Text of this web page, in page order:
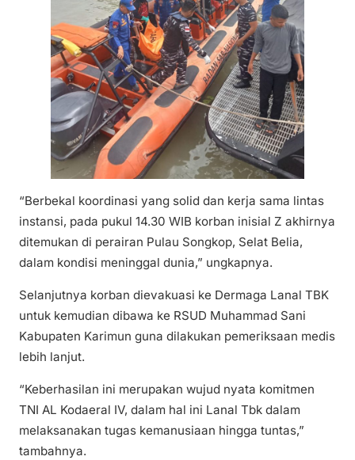
“Berbekal koordinasi yang solid dan kerja sama lintas
instansi, pada pukul 14.30 WIB korban inisial Z akhirnya
ditemukan di perairan Pulau Songkop, Selat Belia,
dalam kondisi meninggal dunia,” ungkapnya.
Selanjutnya korban dievakuasi ke Dermaga Lanal TBK
untuk kemudian dibawa ke RSUD Muhammad Sani
Kabupaten Karimun guna dilakukan pemeriksaan medis
lebih lanjut.
“Keberhasilan ini merupakan wujud nyata komitmen
TNI AL Kodaeral IV, dalam hal ini Lanal Tbk dalam
melaksanakan tugas kemanusiaan hingga tuntas,”
tambahnya.